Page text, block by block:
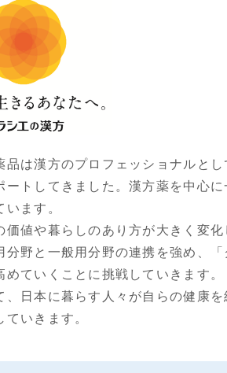
は漢方のプロフェッショナルと
ートしてきました。漢方薬を中心
います。
価値や暮らしのあり方が大きく変
分野と一般用分野の連携を強め、
めていくことに挑戦していきます。
、日本に暮らす人々が自らの健康
ていきます。